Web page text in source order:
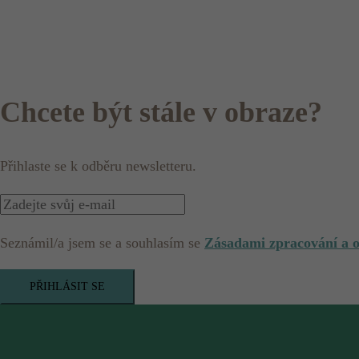
Chcete být stále v obraze?
Přihlaste se k odběru newsletteru.
Seznámil/a jsem se a souhlasím se Zásadami zpracování a
PŘIHLÁSIT SE